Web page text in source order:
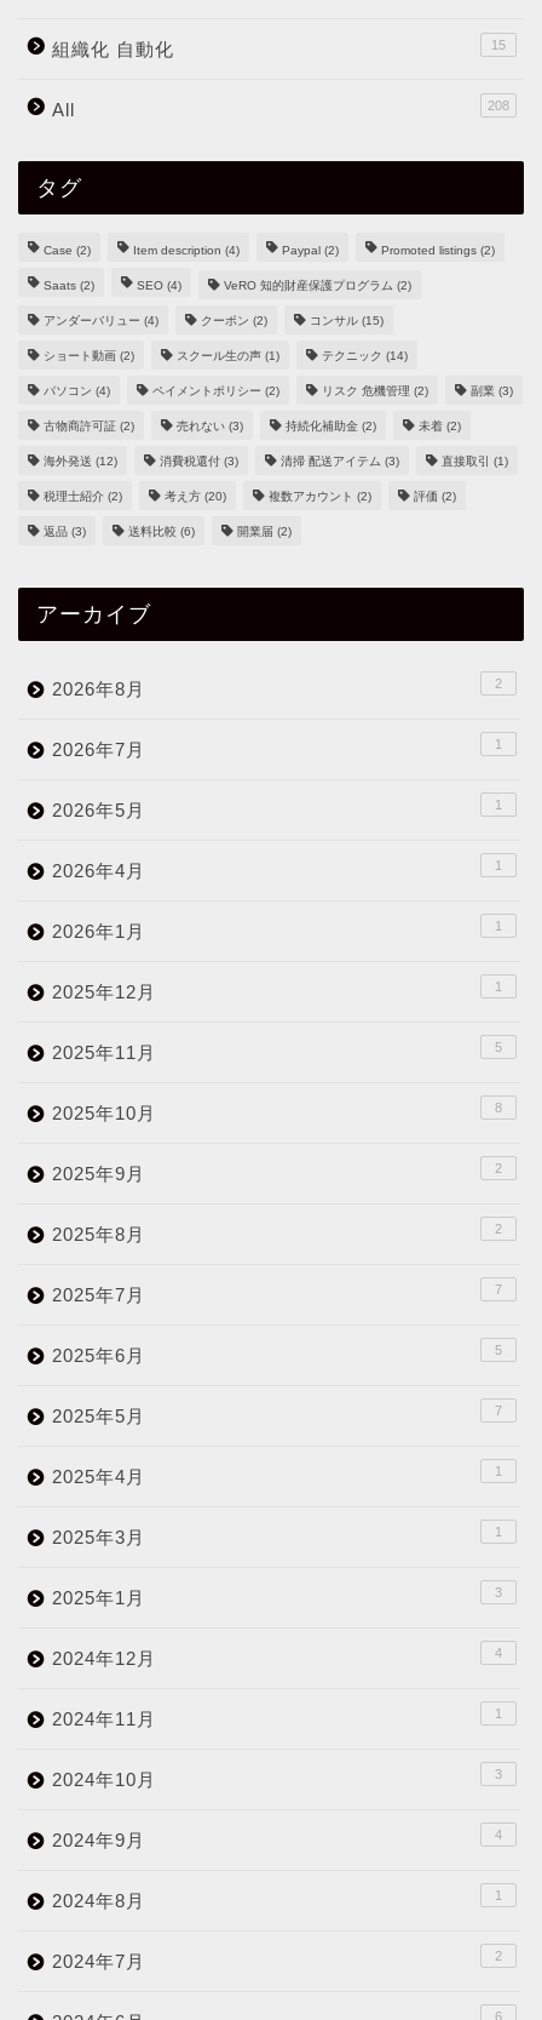
組織化 自動化 15
All 208
タグ
Case (2) Item description (4) Paypal (2) Promoted listings (2)
Saats (2) SEO (4) VeRO 知的財産保護プログラム (2)
アンダーバリュー (4) クーポン (2) コンサル (15)
ショート動画 (2) スクール生の声 (1) テクニック (14)
パソコン (4) ペイメントポリシー (2) リスク 危機管理 (2) 副業 (3)
古物商許可証 (2) 売れない (3) 持続化補助金 (2) 未着 (2)
海外発送 (12) 消費税還付 (3) 清掃 配送アイテム (3) 直接取引 (1)
税理士紹介 (2) 考え方 (20) 複数アカウント (2) 評価 (2)
返品 (3) 送料比較 (6) 開業届 (2)
アーカイブ
2026年8月 2
2026年7月 1
2026年5月 1
2026年4月 1
2026年1月 1
2025年12月 1
2025年11月 5
2025年10月 8
2025年9月 2
2025年8月 2
2025年7月 7
2025年6月 5
2025年5月 7
2025年4月 1
2025年3月 1
2025年1月 3
2024年12月 4
2024年11月 1
2024年10月 3
2024年9月 4
2024年8月 1
2024年7月 2
6